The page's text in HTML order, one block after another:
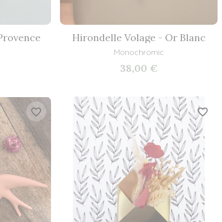
Hirondelle Volage - Or Blanc
Monochromic
38,00 €
favorite_border favorite_border